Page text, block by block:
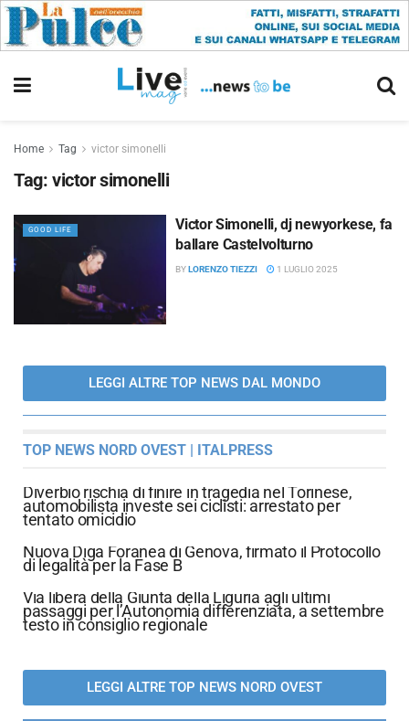
Home Tag victor simonelli
Tag: victor simonelli
GOOD LIFE
Victor Simonelli, dj newyorkese, fa
ballare Castelvolturno
BYLORENZO TIEZZI 1 LUGLIO 2025
LEGGI ALTRE TOP NEWS DAL MONDO
TOP NEWS NORD OVEST | ITALPRESS
Diverbio rischia di finire in tragedia nel Torinese,
automobilista investe sei ciclisti: arrestato per
tentato omicidio
Nuova Diga Foranea di Genova, firmato il Protocollo
di legalità per la Fase B
Via libera della Giunta della Liguria agli ultimi
passaggi per l’Autonomia differenziata, a settembre
testo in consiglio regionale
LEGGI ALTRE TOP NEWS NORD OVEST